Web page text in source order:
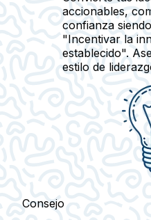
accionables,
confianza
"Incentivar la
establecido".
estilo de
Consejo